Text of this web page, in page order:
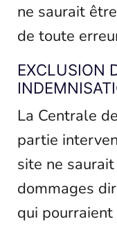
ne saurait
de toute
EXCLUSION
La Centrale
partie
site ne
dommages
qui pourraient